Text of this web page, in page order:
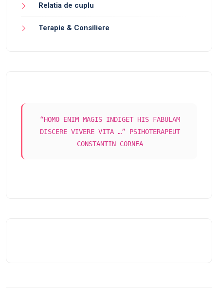
Relatia de cuplu
Terapie & Consiliere
“HOMO ENIM MAGIS INDIGET HIS FABULAM
DISCERE VIVERE VITA …” PSIHOTERAPEUT
CONSTANTIN CORNEA